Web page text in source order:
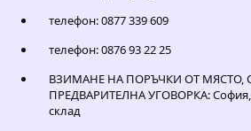
телефон: 0877 339 609
телефон: 0876 93 22 25
ВЗИМАНЕ НА ПОРЪЧКИ ОТ МЯСТО,
ПРЕДВАРИТЕЛНА УГОВОРКА: София,
склад